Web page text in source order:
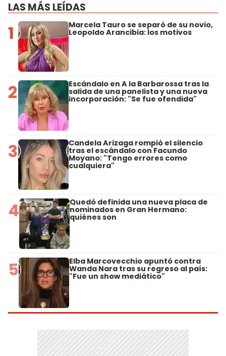
LAS MÁS LEÍDAS
1 Marcela Tauro se separó de su novio,
Leopoldo Arancibia: los motivos
2 Escándalo en A la Barbarossa tras la
salida de una panelista y una nueva
incorporación: "Se fue ofendida"
3 Candela Arizaga rompió el silencio
tras el escándalo con Facundo
Moyano: "Tengo errores como
cualquiera"
4 Quedó definida una nueva placa de
nominados en Gran Hermano:
quiénes son
5 Elba Marcovecchio apuntó contra
Wanda Nara tras su regreso al país:
"Fue un show mediático"